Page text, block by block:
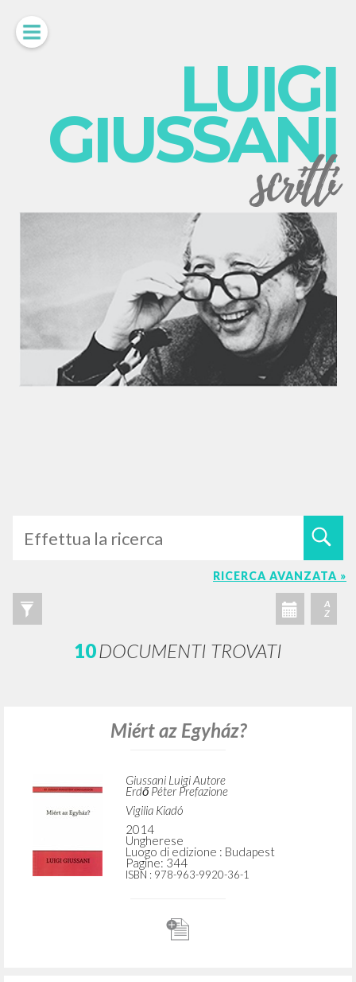
LUIGI
GIUSSANI
scritti
RICERCA AVANZATA »
A
Z
10DOCUMENTI TROVATI
Miért az Egyház?
Giussani Luigi Autore
Erdő Péter Prefazione
Vigilia Kiadó
2014
Ungherese
Luogo di edizione : Budapest
Pagine: 344
ISBN : 978-963-9920-36-1